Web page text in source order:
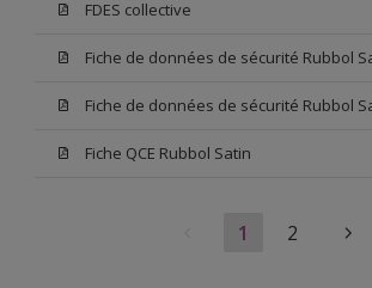
FDES collective
Fiche de données de sécurité Rubbol
Fiche QCE Rubbol Satin
1 2